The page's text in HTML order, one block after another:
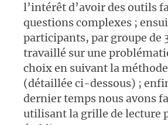
l’intérêt d’avoir des outils
questions complexes ;
participants, par groupe de
travaillé sur une
choix en suivant la
(détaillée ci-dessous) ;
dernier temps nous avons
utilisant la grille de lecture